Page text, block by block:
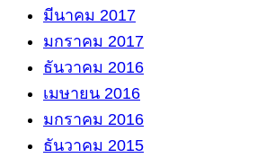
มีนาคม 2017
มกราคม 2017
ธันวาคม 2016
เมษายน 2016
มกราคม 2016
ธันวาคม 2015